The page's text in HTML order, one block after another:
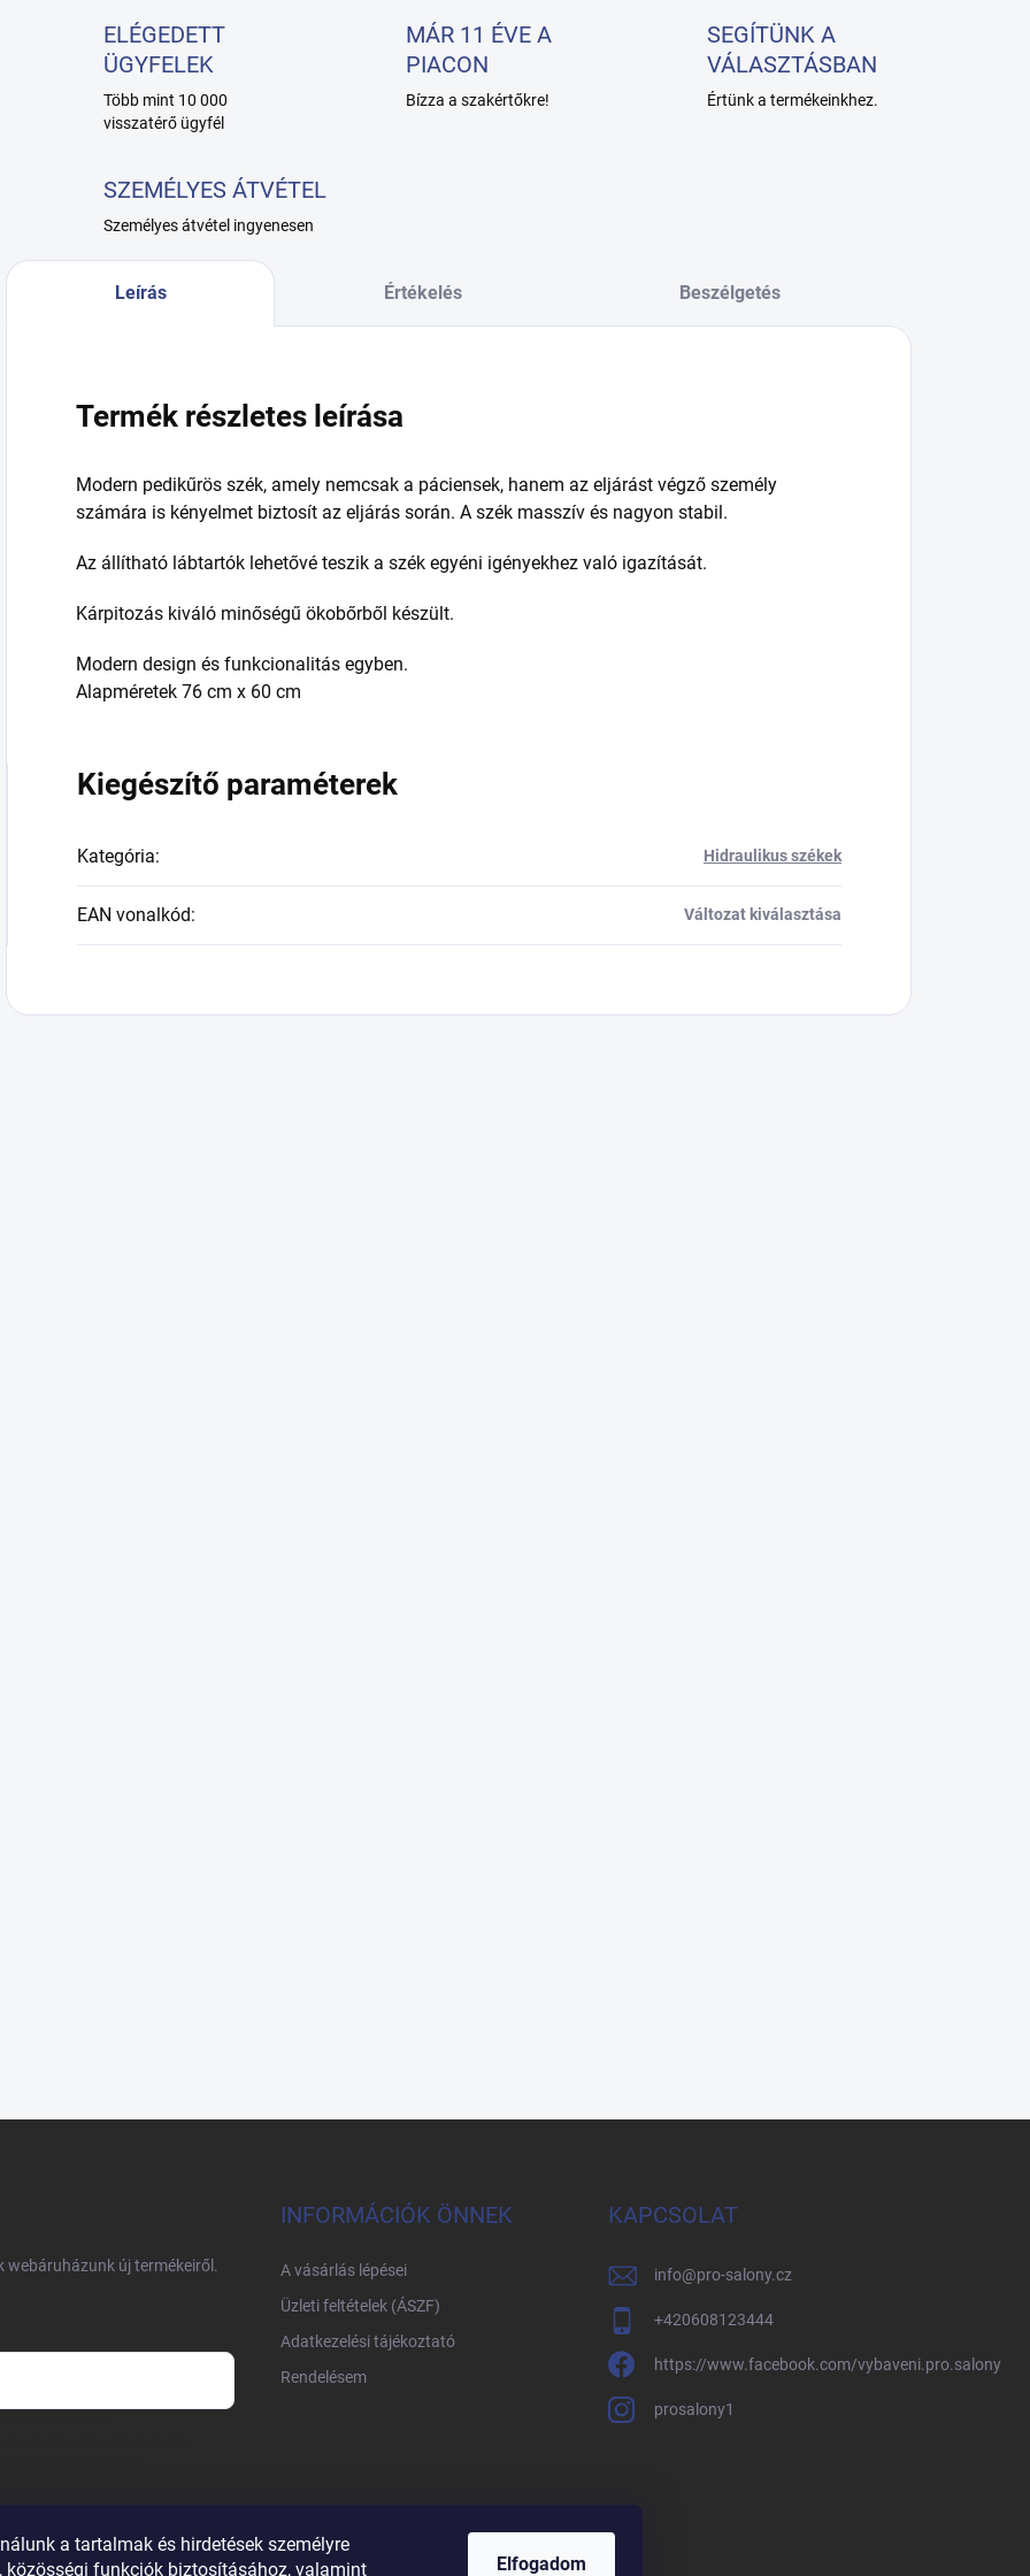
a tartalmak és hirdetések személyre
közösségi funkciók biztosításához, valamint
Elfogadom
ELÉGEDETT
ÜGYFELEK
Több mint 10 000
visszatérő ügyfél
MÁR 11 ÉVE A
PIACON
Bízza a szakértőkre!
SEGÍTÜNK A
VÁLASZTÁSBAN
Értünk a termékeinkhez.
SZEMÉLYES ÁTVÉTEL
Személyes átvétel ingyenesen
Leírás Értékelés Beszélgetés
Termék részletes leírása
Modern pedikűrös szék, amely nemcsak a páciensek, hanem az eljárást végző személy
számára is kényelmet biztosít az eljárás során. A szék masszív és nagyon stabil.
Az állítható lábtartók lehetővé teszik a szék egyéni igényekhez való igazítását.
Kárpitozás kiváló minőségű ökobőrből készült.
Modern design és funkcionalitás egyben.
Alapméretek 76 cm x 60 cm
Kiegészítő paraméterek
Kategória: Hidraulikus székek
EAN vonalkód: Változat kiválasztása
webáruházunk új termékeiről.
INFORMÁCIÓK ÖNNEK
A vásárlás lépései
Üzleti feltételek (ÁSZF)
Adatkezelési tájékoztató
Rendelésem
KAPCSOLAT
info@pro-salony.cz
+420608123444
https://www.facebook.com/vybaveni.pro.salony
prosalony1